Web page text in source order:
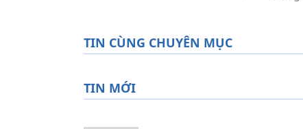
TIN CÙNG CHUYÊN MỤC
TIN MỚI